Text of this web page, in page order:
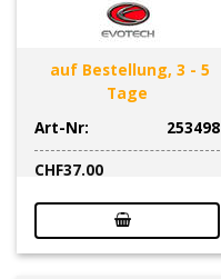
auf Bestellung, 3 - 5
Tage
Art-Nr:
253498
CHF37.00